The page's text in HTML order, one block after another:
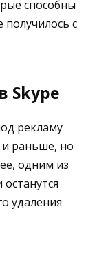
способны
с
Skype
рекламу
и раньше, но
одним из
удаления